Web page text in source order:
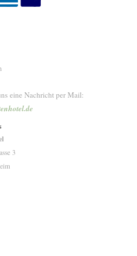
eine Nachricht per Mail:
3